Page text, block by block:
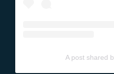
A post shared